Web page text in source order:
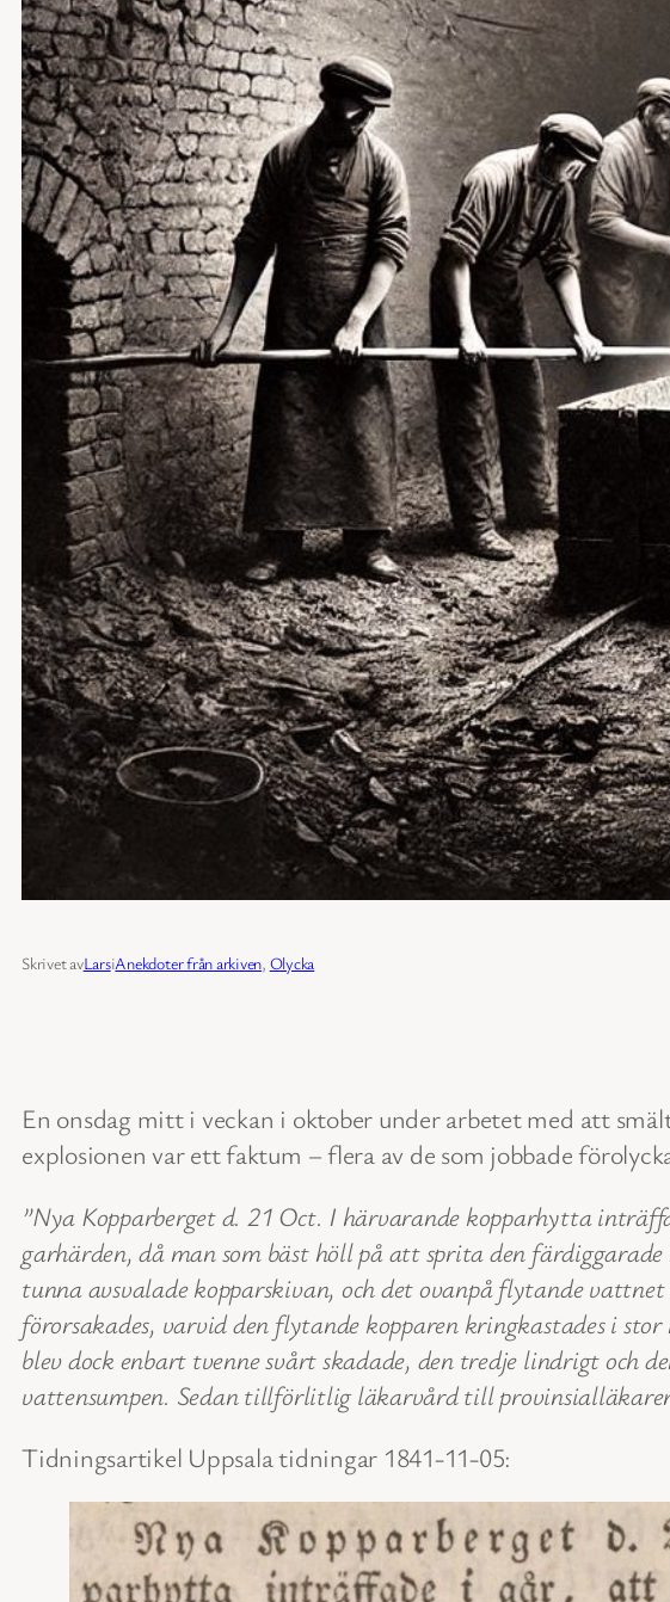
Skrivet avLarsiAnekdoter från arkiven, Olycka
En onsdag mitt i veckan i oktober under arbetet med att
explosionen var ett faktum – flera av de som jobbade
”Nya Kopparberget d. 21 Oct. I härvarande kopparhytta
garhärden, då man som bäst höll på att sprita den
tunna avsvalade kopparskivan, och det ovanpå flytande
förorsakades, varvid den flytande kopparen kringkastades i
blev dock enbart tvenne svårt skadade, den tredje lindrigt och
vattensumpen. Sedan tillförlitlig läkarvård till
Tidningsartikel Uppsala tidningar 1841-11-05: